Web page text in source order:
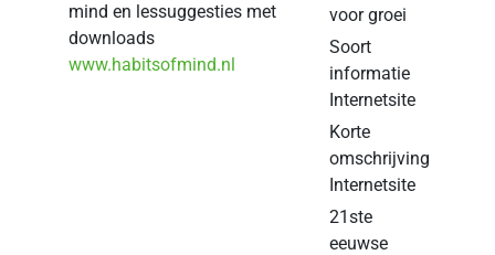
mind en lessuggesties met
downloads
www.habitsofmind.nl
voor groei
Soort
informatie
Internetsite
Korte
omschrijving
Internetsite
21ste
eeuwse